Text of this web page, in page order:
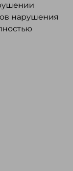
нарушения